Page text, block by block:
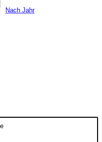
Nach Jahr